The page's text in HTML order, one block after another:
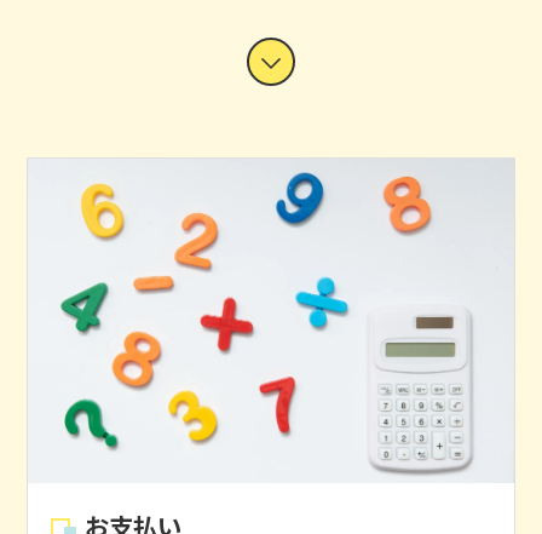
お支払い